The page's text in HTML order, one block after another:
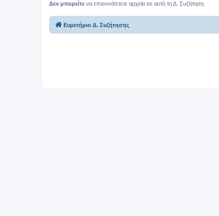
Δεν μπορείτε να επισυνάπτετε αρχεία σε αυτή τη Δ. Συζήτηση
Ευρετήριο Δ. Συζήτησης